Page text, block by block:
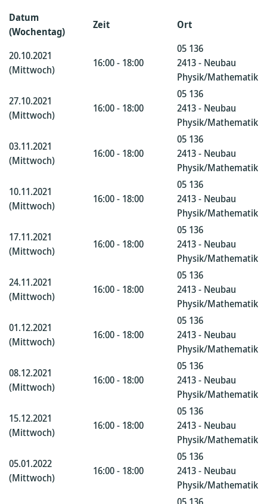
Datum
(Wochentag)
Zeit Ort
20.10.2021
(Mittwoch)
16:00 - 18:00
05 136
2413 - Neubau
Physik/Mathematik
27.10.2021
(Mittwoch)
16:00 - 18:00
05 136
2413 - Neubau
Physik/Mathematik
03.11.2021
(Mittwoch)
16:00 - 18:00
05 136
2413 - Neubau
Physik/Mathematik
10.11.2021
(Mittwoch)
16:00 - 18:00
05 136
2413 - Neubau
Physik/Mathematik
17.11.2021
(Mittwoch)
16:00 - 18:00
05 136
2413 - Neubau
Physik/Mathematik
24.11.2021
(Mittwoch)
16:00 - 18:00
05 136
2413 - Neubau
Physik/Mathematik
01.12.2021
(Mittwoch)
16:00 - 18:00
05 136
2413 - Neubau
Physik/Mathematik
08.12.2021
(Mittwoch)
16:00 - 18:00
05 136
2413 - Neubau
Physik/Mathematik
15.12.2021
(Mittwoch)
16:00 - 18:00
05 136
2413 - Neubau
Physik/Mathematik
05.01.2022
(Mittwoch)
16:00 - 18:00
05 136
2413 - Neubau
Physik/Mathematik